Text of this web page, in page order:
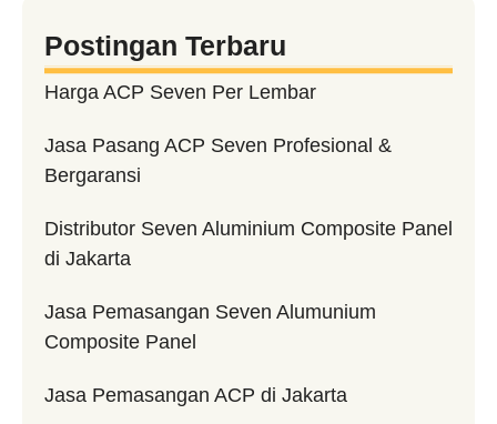
Postingan Terbaru
Harga ACP Seven Per Lembar
Jasa Pasang ACP Seven Profesional &
Bergaransi
Distributor Seven Aluminium Composite Panel
di Jakarta
Jasa Pemasangan Seven Alumunium
Composite Panel
Jasa Pemasangan ACP di Jakarta